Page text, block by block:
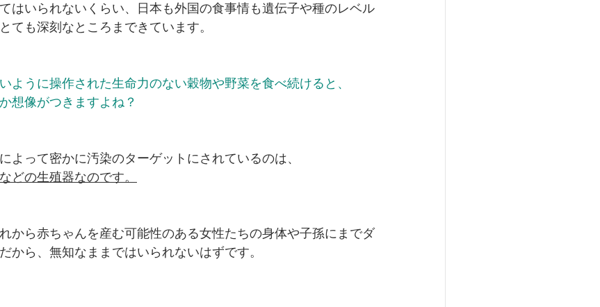
はいられないくらい、日本も外国の食事情も遺伝子や種のレベル
ても深刻なところまできています。
ように操作された生命力のない穀物や野菜を食べ続けると、
想像がつきますよね？
よって密かに汚染のターゲットにされているのは、
どの生殖器なのです。
から赤ちゃんを産む可能性のある女性たちの身体や子孫にまでダ
から、無知なままではいられないはずです。